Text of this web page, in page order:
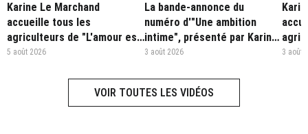
Karine Le Marchand
accueille tous les
agriculteurs de "L'amour est
dans le pré, 20 ans".
5 août 2026
La bande-annonce du
numéro d'"Une ambition
intime", présenté par Karine
Le Marchand sur M6
3 août 2026
dans
3 août
VOIR TOUTES LES VIDÉOS